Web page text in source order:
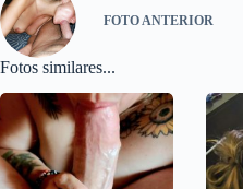
FOTO ANTERIOR
Fotos similares...